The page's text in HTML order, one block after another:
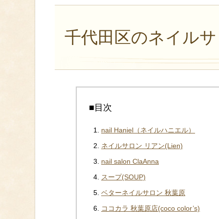
千代田区のネイル
■目次
nail Haniel（ネイルハニエル）
ネイルサロン リアン(Lien)
nail salon ClaAnna
スープ(SOUP)
ベターネイルサロン 秋葉原
ココカラ 秋葉原店(coco color’s)